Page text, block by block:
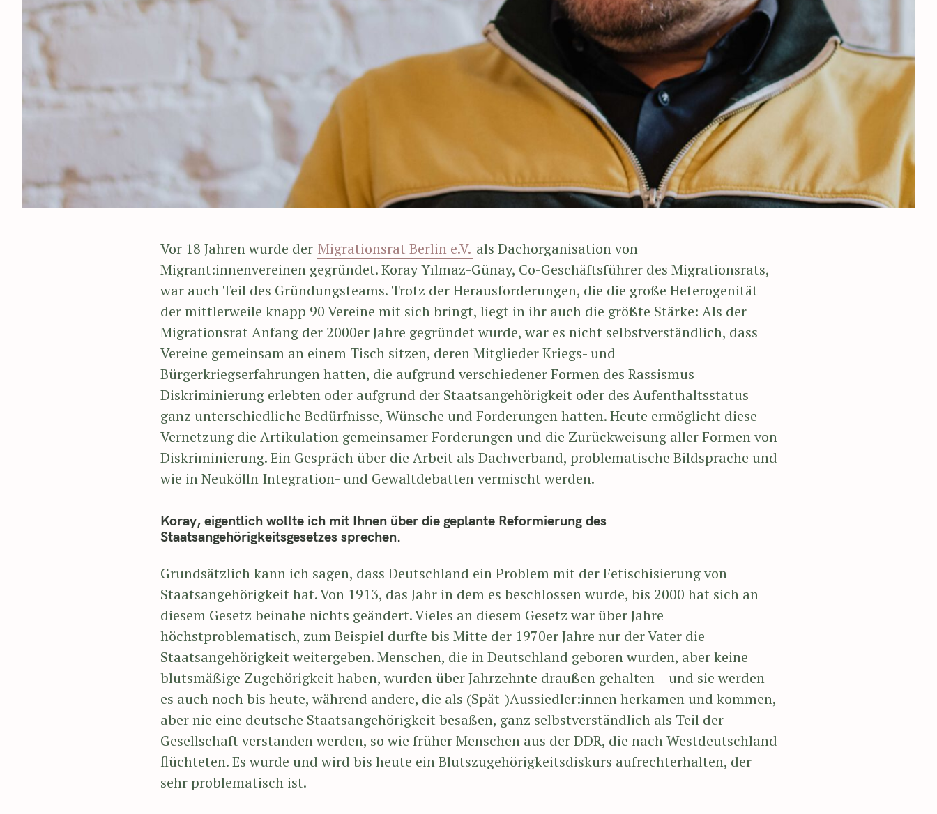
Vor 18 Jahren wurde der Migrationsrat Berlin e.V. als Dachorganisation von
Migrant:innenvereinen gegründet. Koray Yılmaz-Günay, Co-Geschäftsführer des Migrationsrats,
war auch Teil des Gründungsteams. Trotz der Herausforderungen, die die große Heterogenität
der mittlerweile knapp 90 Vereine mit sich bringt, liegt in ihr auch die größte Stärke: Als der
Migrationsrat Anfang der 2000er Jahre gegründet wurde, war es nicht selbstverständlich, dass
Vereine gemeinsam an einem Tisch sitzen, deren Mitglieder Kriegs- und
Bürgerkriegserfahrungen hatten, die aufgrund verschiedener Formen des Rassismus
Diskriminierung erlebten oder aufgrund der Staatsangehörigkeit oder des Aufenthaltsstatus
ganz unterschiedliche Bedürfnisse, Wünsche und Forderungen hatten. Heute ermöglicht diese
Vernetzung die Artikulation gemeinsamer Forderungen und die Zurückweisung aller Formen von
Diskriminierung. Ein Gespräch über die Arbeit als Dachverband, problematische Bildsprache und
wie in Neukölln Integration- und Gewaltdebatten vermischt werden.
Koray, eigentlich wollte ich mit Ihnen über die geplante Reformierung des
Staatsangehörigkeitsgesetzes sprechen.
Grundsätzlich kann ich sagen, dass Deutschland ein Problem mit der Fetischisierung von
Staatsangehörigkeit hat. Von 1913, das Jahr in dem es beschlossen wurde, bis 2000 hat sich an
diesem Gesetz beinahe nichts geändert. Vieles an diesem Gesetz war über Jahre
höchstproblematisch, zum Beispiel durfte bis Mitte der 1970er Jahre nur der Vater die
Staatsangehörigkeit weitergeben. Menschen, die in Deutschland geboren wurden, aber keine
blutsmäßige Zugehörigkeit haben, wurden über Jahrzehnte draußen gehalten – und sie werden
es auch noch bis heute, während andere, die als (Spät-)Aussiedler:innen herkamen und kommen,
aber nie eine deutsche Staatsangehörigkeit besaßen, ganz selbstverständlich als Teil der
Gesellschaft verstanden werden, so wie früher Menschen aus der DDR, die nach Westdeutschland
flüchteten. Es wurde und wird bis heute ein Blutszugehörigkeitsdiskurs aufrechterhalten, der
sehr problematisch ist.